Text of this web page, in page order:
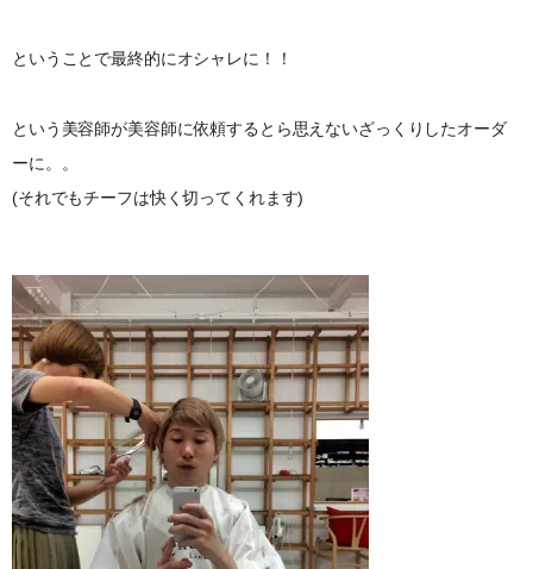
ということで最終的にオシャレに！！
という美容師が美容師に依頼するとら思えないざっくりしたオーダ
ーに。。
(それでもチーフは快く切ってくれます)